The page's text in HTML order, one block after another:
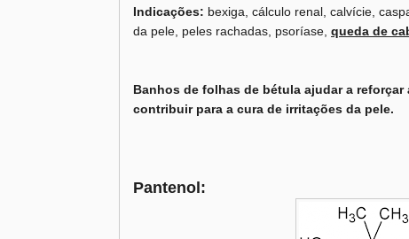
Indicações: bexiga, cálculo renal, calvície,
da pele, peles rachadas, psoríase, queda de
Banhos de folhas de bétula ajudar a
contribuir para a cura de irritações da pele.
Pantenol: